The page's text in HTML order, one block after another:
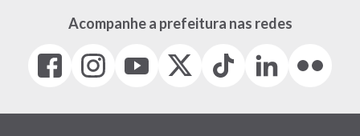
Acompanhe a prefeitura nas redes
Facebook
(link
em
Instagram
(link
em
(link
em
(Antigo
(link
Tiktok
(link
em
LinkedIn
(link
em
(link
em